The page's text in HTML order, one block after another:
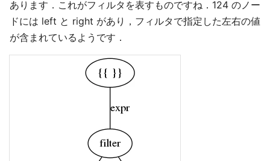
あります．これがフィルタを表すものですね．124 のノー
ドには left と right があり，フィルタで指定した左右の値
が含まれているようです．